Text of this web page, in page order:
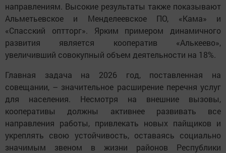
направлениям. Высокие результаты также показывают
Альметьевское и Менделеевское ПО, «Кама» и
«Спасский оптторг». Ярким примером динамичного
развития является кооператив «Алькеево»,
увеличивший совокупный объем деятельности на 18%.
Главная задача на 2026 год, поставленная на
совещании, – значительное расширение перечня услуг
для населения. Несмотря на внешние вызовы,
кооперативы должны активнее развивать все
направления работы, привлекать новых пайщиков и
укреплять свою устойчивость, оставаясь социально
значимым звеном в жизни районов Республики